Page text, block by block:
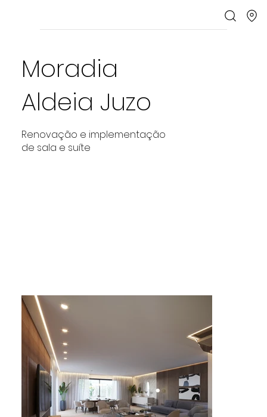
Moradia
Aldeia Juzo
Renovação e implementação
de sala e suíte